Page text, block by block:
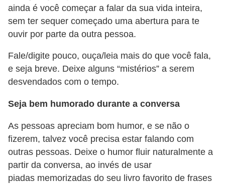
ainda é você começar a falar da sua vida inteira,
sem ter sequer começado uma abertura para te
ouvir por parte da outra pessoa.
Fale/digite pouco, ouça/leia mais do que você fala,
e seja breve. Deixe alguns “mistérios” a serem
desvendados com o tempo.
Seja bem humorado durante a conversa
As pessoas apreciam bom humor, e se não o
fizerem, talvez você precisa estar falando com
outras pessoas. Deixe o humor fluir naturalmente a
partir da conversa, ao invés de usar
piadas memorizadas do seu livro favorito de frases
t
i
d
a
d
e
o
r
g